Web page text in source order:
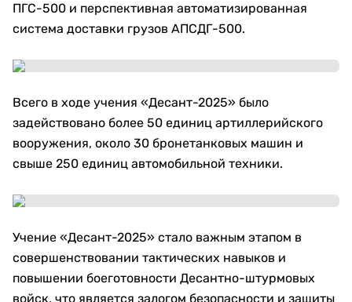
ПГС-500 и перспективная автоматизированная
система доставки грузов АПСДГ-500.
Всего в ходе учения «Десант-2025» было
задействовано более 50 единиц артиллерийского
вооружения, около 30 бронетанковых машин и
свыше 250 единиц автомобильной техники.
Учение «Десант-2025» стало важным этапом в
совершенствовании тактических навыков и
повышении боеготовности Десантно-штурмовых
войск, что является залогом безопасности и защиты